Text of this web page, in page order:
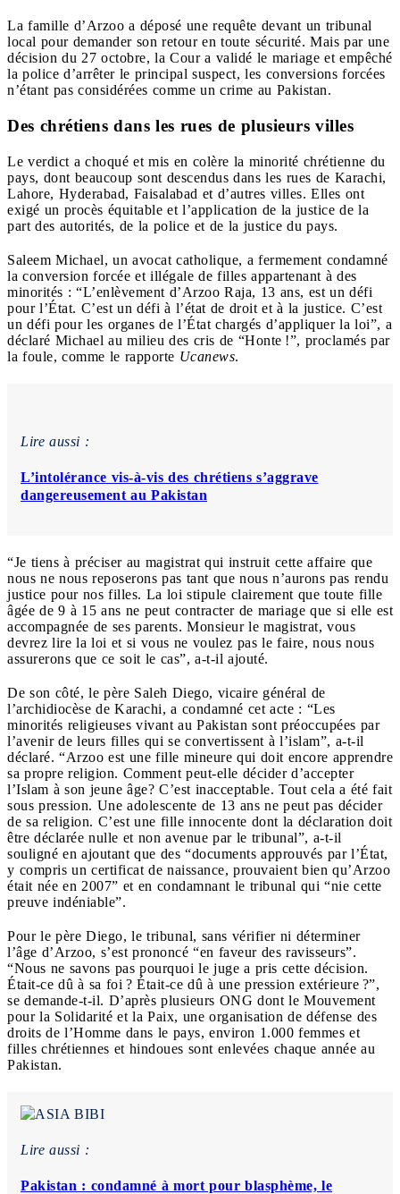
La famille d’Arzoo a déposé une requête devant un tribunal
local pour demander son retour en toute sécurité. Mais par une
décision du 27 octobre, la Cour a validé le mariage et empêché
la police d’arrêter le principal suspect, les conversions forcées
n’étant pas considérées comme un crime au Pakistan.
Des chrétiens dans les rues de plusieurs villes
Le verdict a choqué et mis en colère la minorité chrétienne du
pays, dont beaucoup sont descendus dans les rues de Karachi,
Lahore, Hyderabad, Faisalabad et d’autres villes. Elles ont
exigé un procès équitable et l’application de la justice de la
part des autorités, de la police et de la justice du pays.
Saleem Michael, un avocat catholique, a fermement condamné
la conversion forcée et illégale de filles appartenant à des
minorités : “L’enlèvement d’Arzoo Raja, 13 ans, est un défi
pour l’État. C’est un défi à l’état de droit et à la justice. C’est
un défi pour les organes de l’État chargés d’appliquer la loi”, a
déclaré Michael au milieu des cris de “Honte !”, proclamés par
la foule, comme le rapporte Ucanews.
Lire aussi :
L’intolérance vis-à-vis des chrétiens s’aggrave
dangereusement au Pakistan
“Je tiens à préciser au magistrat qui instruit cette affaire que
nous ne nous reposerons pas tant que nous n’aurons pas rendu
justice pour nos filles. La loi stipule clairement que toute fille
âgée de 9 à 15 ans ne peut contracter de mariage que si elle est
accompagnée de ses parents. Monsieur le magistrat, vous
devrez lire la loi et si vous ne voulez pas le faire, nous nous
assurerons que ce soit le cas”, a-t-il ajouté.
De son côté, le père Saleh Diego, vicaire général de
l’archidiocèse de Karachi, a condamné cet acte : “Les
minorités religieuses vivant au Pakistan sont préoccupées par
l’avenir de leurs filles qui se convertissent à l’islam”, a-t-il
déclaré. “Arzoo est une fille mineure qui doit encore apprendre
sa propre religion. Comment peut-elle décider d’accepter
l’Islam à son jeune âge? C’est inacceptable. Tout cela a été fait
sous pression. Une adolescente de 13 ans ne peut pas décider
de sa religion. C’est une fille innocente dont la déclaration doit
être déclarée nulle et non avenue par le tribunal”, a-t-il
souligné en ajoutant que des “documents approuvés par l’État,
y compris un certificat de naissance, prouvaient bien qu’Arzoo
était née en 2007” et en condamnant le tribunal qui “nie cette
preuve indéniable”.
Pour le père Diego, le tribunal, sans vérifier ni déterminer
l’âge d’Arzoo, s’est prononcé “en faveur des ravisseurs”.
“Nous ne savons pas pourquoi le juge a pris cette décision.
Était-ce dû à sa foi ? Était-ce dû à une pression extérieure ?”,
se demande-t-il. D’après plusieurs ONG dont le Mouvement
pour la Solidarité et la Paix, une organisation de défense des
droits de l’Homme dans le pays, environ 1.000 femmes et
filles chrétiennes et hindoues sont enlevées chaque année au
Pakistan.
Lire aussi :
Pakistan : condamné à mort pour blasphème, le